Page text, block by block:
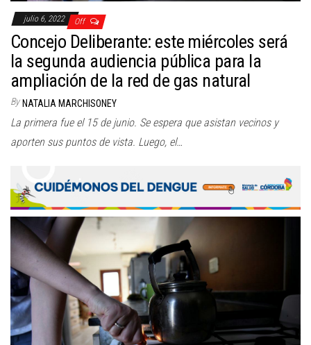
julio 6, 2022 Off
Concejo Deliberante: este miércoles será
la segunda audiencia pública para la
ampliación de la red de gas natural
By NATALIA MARCHISONEY
La primera fue el 15 de junio. Se espera que asistan vecinos y
aporten sus puntos de vista. Luego, el…